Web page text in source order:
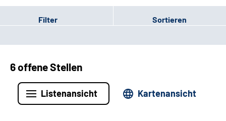
Filter Sortieren
6 offene Stellen
Listenansicht Kartenansicht